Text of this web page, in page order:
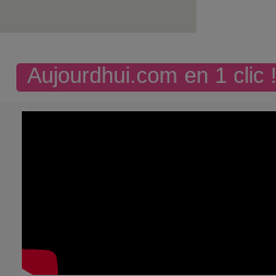
Aujourdhui.com en 1 clic !